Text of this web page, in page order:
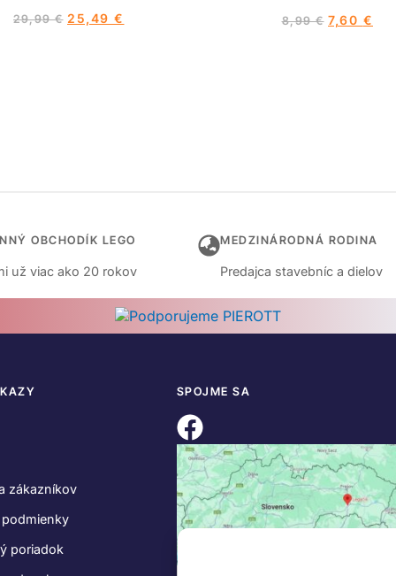
29,99€ 25,49 € 8,99€ 7,60 €
OBCHODÍK LEGO
už viac ako 20 rokov
MEDZINÁRODNÁ RODINA
Predajca stavebníc a dielov
zákazníkov
poriadok
SPOJME SA